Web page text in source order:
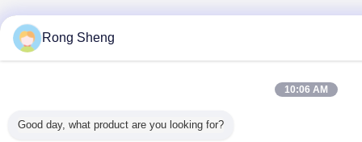
Rong Sheng
10:06 AM
Good day, what product are you looking for?